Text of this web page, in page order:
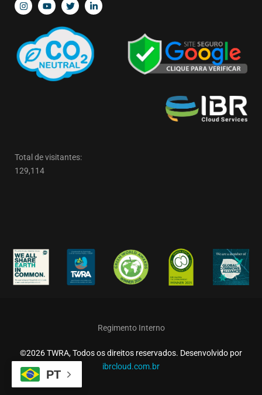
Total de visitantes:
129,114
Regimento Interno
©2026 TWRA, Todos os direitos reservados. Desenvolvido por
ibrcloud.com.br
PT